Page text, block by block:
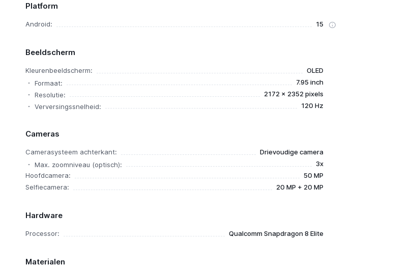
Platform
Android: 15
Beeldscherm
Kleurenbeeldscherm:
OLED
Formaat:
7.95 inch
Resolutie:
2172 x 2352 pixels
Verversingssnelheid:
120 Hz
Cameras
Camerasysteem achterkant:
Drievoudige camera
Max. zoomniveau (optisch):
3x
Hoofdcamera:
50 MP
Selfiecamera:
20 MP + 20 MP
Hardware
Processor: Qualcomm Snapdragon 8 Elite
Materialen